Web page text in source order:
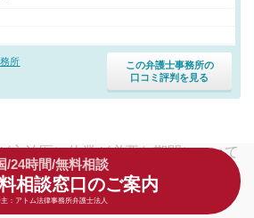
所
この弁護士事務所の
口コミ評判を見る
主治医に休業が必要な期間について
うものをしたうえで、休業損害の打
が多いそうです。
/24時間/無料相談
相談窓口のご案内
：アトム法律事務所弁護士法人